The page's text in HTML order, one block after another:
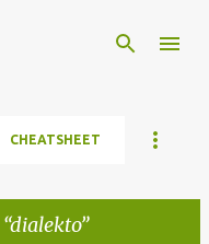
CHEATSHEET
dialekto